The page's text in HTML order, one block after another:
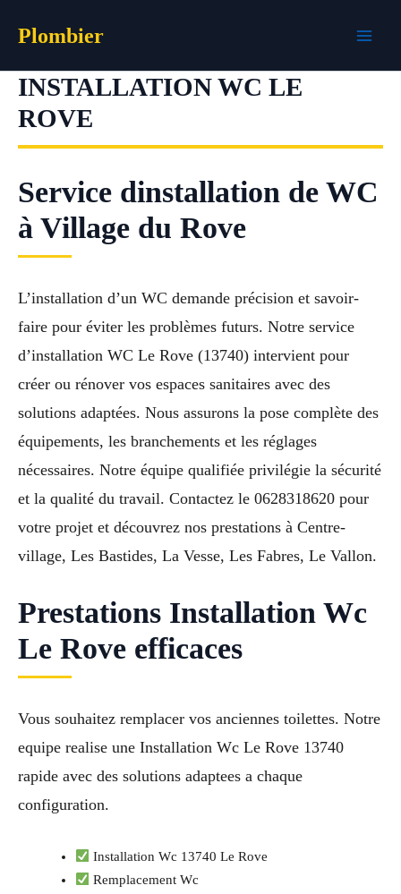
Plombier
INSTALLATION WC LE
ROVE
Service dinstallation de WC
à Village du Rove
L’installation d’un WC demande précision et savoir-
faire pour éviter les problèmes futurs. Notre service
d’installation WC Le Rove (13740) intervient pour
créer ou rénover vos espaces sanitaires avec des
solutions adaptées. Nous assurons la pose complète des
équipements, les branchements et les réglages
nécessaires. Notre équipe qualifiée privilégie la sécurité
et la qualité du travail. Contactez le 0628318620 pour
votre projet et découvrez nos prestations à Centre-
village, Les Bastides, La Vesse, Les Fabres, Le Vallon.
Prestations Installation Wc
Le Rove efficaces
Vous souhaitez remplacer vos anciennes toilettes. Notre
equipe realise une Installation Wc Le Rove 13740
rapide avec des solutions adaptees a chaque
configuration.
Installation Wc 13740 Le Rove
Remplacement Wc